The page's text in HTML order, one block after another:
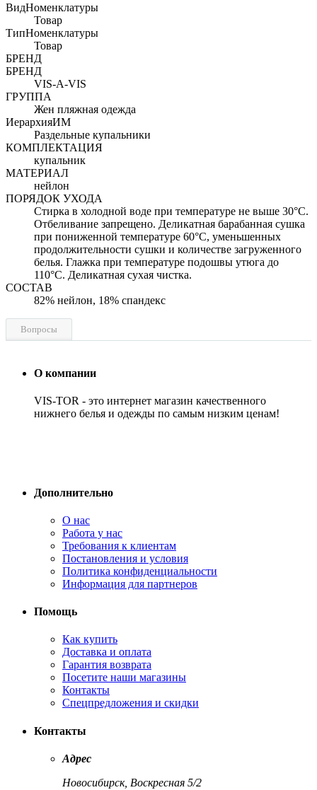
ВидНоменклатуры
Товар
ТипНоменклатуры
Товар
БРЕНД
БРЕНД
VIS-A-VIS
ГРУППА
Жен пляжная одежда
ИерархияИМ
Раздельные купальники
КОМПЛЕКТАЦИЯ
купальник
МАТЕРИАЛ
нейлон
ПОРЯДОК УХОДА
Стирка в холодной воде при температуре не выше 30°C.
Отбеливание запрещено. Деликатная барабанная сушка
при пониженной температуре 60°C, уменьшенных
продолжительности сушки и количестве загруженного
белья. Глажка при температуре подошвы утюга до
110°C. Деликатная сухая чистка.
СОСТАВ
82% нейлон, 18% спандекс
Вопросы
О компании
VIS-TOR - это интернет магазин качественного
нижнего белья и одежды по самым низким ценам!
Дополнительно
О нас
Работа у нас
Требования к клиентам
Постановления и условия
Политика конфиденциальности
Информация для партнеров
Помощь
Как купить
Доставка и оплата
Гарантия возврата
Посетите наши магазины
Контакты
Спецпредложения и скидки
Контакты
Адрес
Новосибирск, Воскресная 5/2